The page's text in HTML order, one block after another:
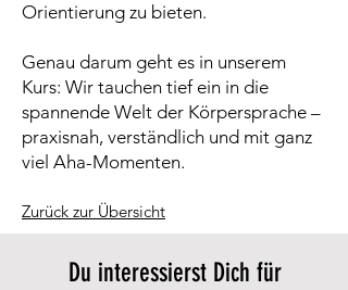
Orientierung zu bieten.
Genau darum geht es in unserem
Kurs: Wir tauchen tief ein in die
spannende Welt der Körpersprache –
praxisnah, verständlich und mit ganz
viel Aha-Momenten.
Zurück zur Übersicht
Du interessierst Dich für